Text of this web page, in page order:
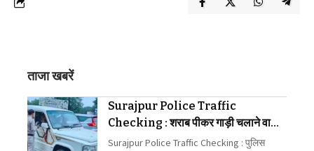
ताजा खबरें
Surajpur Police Traffic
Checking : शराब पीकर गाड़ी चलाने वालों
पर पुलिस की कार्रवाई
Surajpur Police Traffic Checking : पुलिस